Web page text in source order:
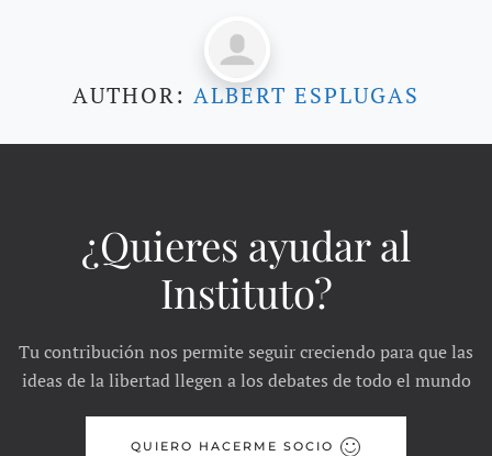
AUTHOR: ALBERT ESPLUGAS
¿Quieres ayudar al
Instituto?
Tu contribución nos permite seguir creciendo para que las
ideas de la libertad llegen a los debates de todo el mundo
QUIERO HACERME SOCIO